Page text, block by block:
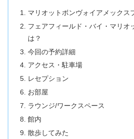
マリオットボンヴォイアメックス
フェアフィールド・バイ・マリオ
は？
今回の予約詳細
アクセス・駐車場
レセプション
お部屋
ラウンジ/ワークスペース
館内
散歩してみた